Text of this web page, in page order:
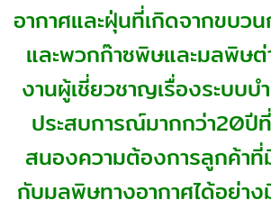
อากาศและฝุ่นที่เกิดจากขบว
และพวกก๊าซพิษและมลพิษต่
งานผู้เชี่ยวชาญเรื่องระบบบ
ประสบการณ์มากกว่า20ปี
สนองความต้องการลูกค้า
กับมลพิษทางอากาศได้อย่า